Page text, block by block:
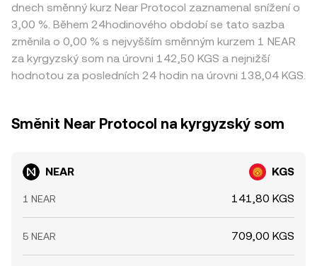
dnech směnný kurz Near Protocol zaznamenal snížení o
3,00 %. Během 24hodinového období se tato sazba
změnila o 0,00 % s nejvyšším směnným kurzem 1 NEAR
za kyrgyzský som na úrovni 142,50 KGS a nejnižší
hodnotou za posledních 24 hodin na úrovni 138,04 KGS.
Směnit Near Protocol na kyrgyzský som
NEAR KGS
1 NEAR 141,80 KGS
5 NEAR 709,00 KGS